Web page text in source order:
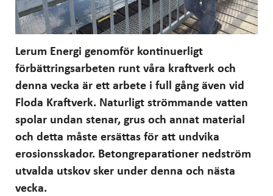
Lerum Energi genomför kontinuerligt
förbättringsarbeten runt våra kraftverk och
denna vecka är ett arbete i full gång även vid
Floda Kraftverk. Naturligt strömmande vatten
spolar undan stenar, grus och annat material
och detta måste ersättas för att undvika
erosionsskador. Betongreparationer nedström
utvalda utskov sker under denna och nästa
vecka.